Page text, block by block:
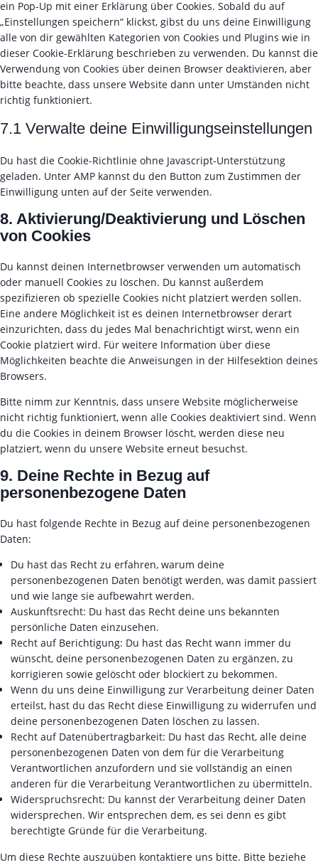
l
e
m
e
n
t
e
c
o
m
p
l
c
e
w
o
r
r
s
s
v
i
c
e
g
o
g
l
n
e
r
v
i
c
e
o
o
l
e
m
a
o
s
e
r
v
i
g
o
g
-
c
p
t
c
h
a
t
o
s
e
r
f
a
b
k
n
t
t
o
s
e
v
c
e
n
i
e
s
ein Pop-Up mit einer Erklärung über Cookies. Sobald du auf
„Einstellungen speichern“ klickst, gibst du uns deine Einwilligung
alle von dir gewählten Kategorien von Cookies und Plugins wie in
dieser Cookie-Erklärung beschrieben zu verwenden. Du kannst die
Verwendung von Cookies über deinen Browser deaktivieren, aber
bitte beachte, dass unsere Website dann unter Umständen nicht
richtig funktioniert.
7.1 Verwalte deine Einwilligungseinstellungen
Du hast die Cookie-Richtlinie ohne Javascript-Unterstützung
geladen. Unter AMP kannst du den Button zum Zustimmen der
Einwilligung unten auf der Seite verwenden.
8. Aktivierung/Deaktivierung und Löschen
von Cookies
Du kannst deinen Internetbrowser verwenden um automatisch
oder manuell Cookies zu löschen. Du kannst außerdem
spezifizieren ob spezielle Cookies nicht platziert werden sollen.
Eine andere Möglichkeit ist es deinen Internetbrowser derart
einzurichten, dass du jedes Mal benachrichtigt wirst, wenn ein
Cookie platziert wird. Für weitere Information über diese
Möglichkeiten beachte die Anweisungen in der Hilfesektion deines
Browsers.
Bitte nimm zur Kenntnis, dass unsere Website möglicherweise
nicht richtig funktioniert, wenn alle Cookies deaktiviert sind. Wenn
du die Cookies in deinem Browser löscht, werden diese neu
platziert, wenn du unsere Website erneut besuchst.
9. Deine Rechte in Bezug auf
personenbezogene Daten
Du hast folgende Rechte in Bezug auf deine personenbezogenen
Daten:
Du hast das Recht zu erfahren, warum deine
personenbezogenen Daten benötigt werden, was damit passiert
und wie lange sie aufbewahrt werden.
Auskunftsrecht: Du hast das Recht deine uns bekannten
persönliche Daten einzusehen.
Recht auf Berichtigung: Du hast das Recht wann immer du
wünscht, deine personenbezogenen Daten zu ergänzen, zu
korrigieren sowie gelöscht oder blockiert zu bekommen.
Wenn du uns deine Einwilligung zur Verarbeitung deiner Daten
erteilst, hast du das Recht diese Einwilligung zu widerrufen und
deine personenbezogenen Daten löschen zu lassen.
Recht auf Datenübertragbarkeit: Du hast das Recht, alle deine
personenbezogenen Daten von dem für die Verarbeitung
Verantwortlichen anzufordern und sie vollständig an einen
anderen für die Verarbeitung Verantwortlichen zu übermitteln.
Widerspruchsrecht: Du kannst der Verarbeitung deiner Daten
widersprechen. Wir entsprechen dem, es sei denn es gibt
berechtigte Gründe für die Verarbeitung.
Um diese Rechte auszuüben kontaktiere uns bitte. Bitte beziehe